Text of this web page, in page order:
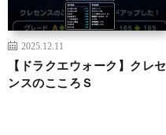
2025.12.11
【ドラクエウォーク】クレセ
ンスのこころＳ